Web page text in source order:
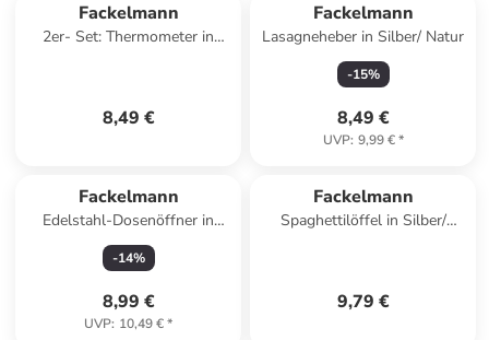
Fackelmann
2er- Set: Thermometer in
8,49 €
Fackelmann
Lasagneheber in Silber/ Natur
-15%
8,49 €
UVP: 9,99 €*
Fackelmann
Edelstahl-Dosenöffner in
Silber - (L)20 cm
-14%
8,99 €
UVP: 10,49 €*
Fackelmann
Spaghettilöffel in Silber/
9,79 €